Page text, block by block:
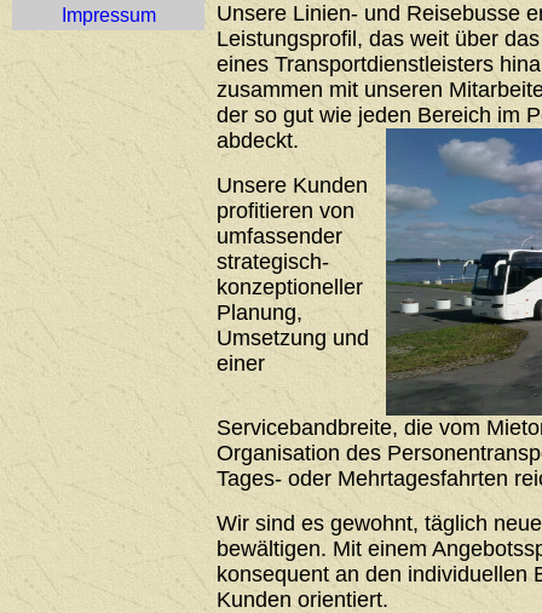
Impressum
Unsere Linien- und Reisebusse
Leistungsprofil, das weit über
eines Transportdienstleisters
zusammen mit unseren
der so gut wie jeden Bereich im
abdeckt.
Unsere Kunden
profitieren von
umfassender
strategisch-
konzeptioneller
Planung,
Umsetzung und
einer
Servicebandbreite, die vom
Organisation des
Tages- oder Mehrtagesfahrten
Wir sind es gewohnt, täglich
bewältigen. Mit einem
konsequent an den individuellen
Kunden orientiert.